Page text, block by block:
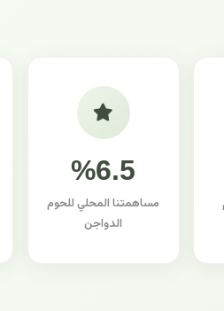
%6.5
مساهمتنا المحلي للحوم
الدواجن